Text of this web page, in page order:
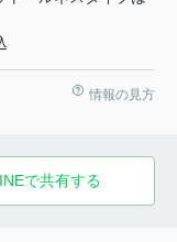
情報の見方
で共有する